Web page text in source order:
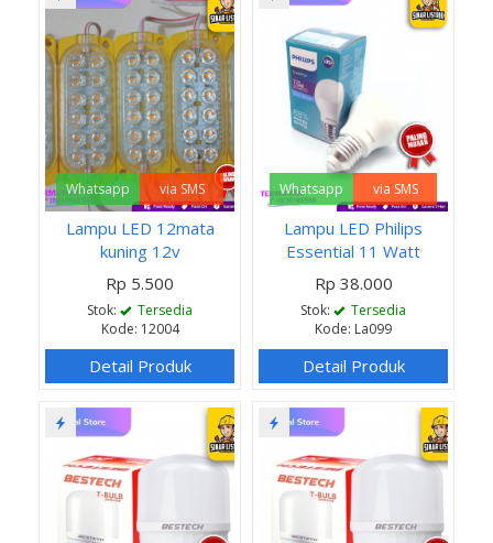
Whatsapp via SMS
Lampu LED 12mata
kuning 12v
Rp 5.500
Stok:
Tersedia
Kode: 12004
Detail Produk
Whatsapp via SMS
Lampu LED Philips
Essential 11 Watt
Rp 38.000
Stok:
Tersedia
Kode: La099
Detail Produk